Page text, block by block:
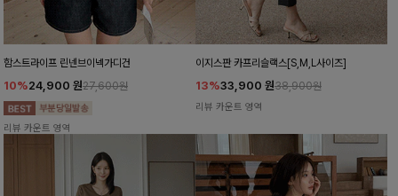
함스트라이프 린넨브이넥가디건
10%24,900 원27,600원
리뷰 카운트 영역
이지스판 카프리슬랙스[S,M,L사이즈]
13%33,900 원38,900원
리뷰 카운트 영역